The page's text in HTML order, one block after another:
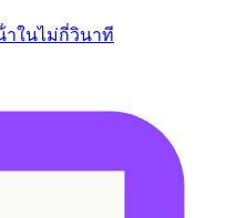
าในไม่กี่วินาที